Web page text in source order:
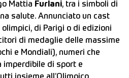
Mattia Furlani, tra i simboli di
salute. Annunciato un cast
olimpici, di Parigi o di edizioni
di medaglie delle massime
e Mondiali), numeri che
imperdibile di sport e